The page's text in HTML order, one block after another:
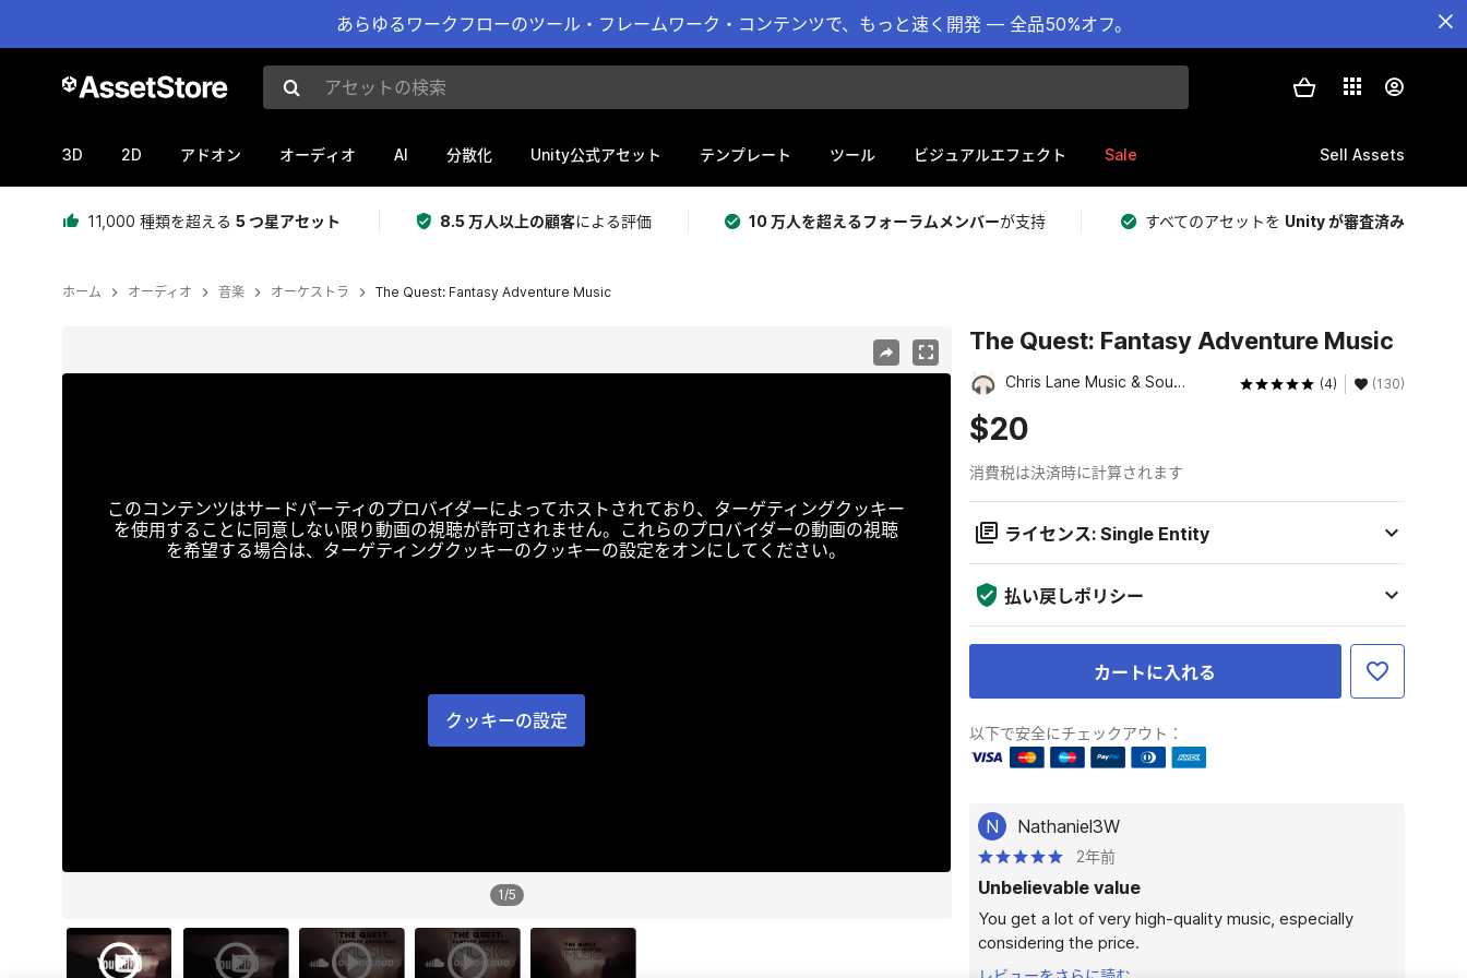
あらゆるワークフローのツール・フレームワーク・コンテンツで、もっと速く開発 — 全品50%オフ。
アセットの検索
3D 2D アドオン オーディオ AI 分散化 Unity公式アセット テンプレート ツール ビジュアルエフェクト Sale Sell Assets
11,000 種類を超える 5 つ星アセット 8.5 万人以上の顧客による評価 10 万人を超えるフォーラムメンバーが支持 すべてのアセットを Unity が審査済み
ホーム オーディオ 音楽 オーケストラ The Quest: Fantasy Adventure Music
このコンテンツはサードパーティのプロバイダーによってホストされており、ターゲティングクッキー
を使用することに同意しない限り動画の視聴が許可されません。これらのプロバイダーの動画の視聴
を希望する場合は、ターゲティングクッキーのクッキーの設定をオンにしてください。
クッキーの設定
1/5
The Quest: Fantasy Adventure Music
Chris Lane Music & Sound (4) (130)
$20
消費税は決済時に計算されます
ライセンス: Single Entity
払い戻しポリシー
カートに入れる
以下で安全にチェックアウト：
N Nathaniel3W
2年前
Unbelievable value
You get a lot of very high-quality music, especially
considering the price.